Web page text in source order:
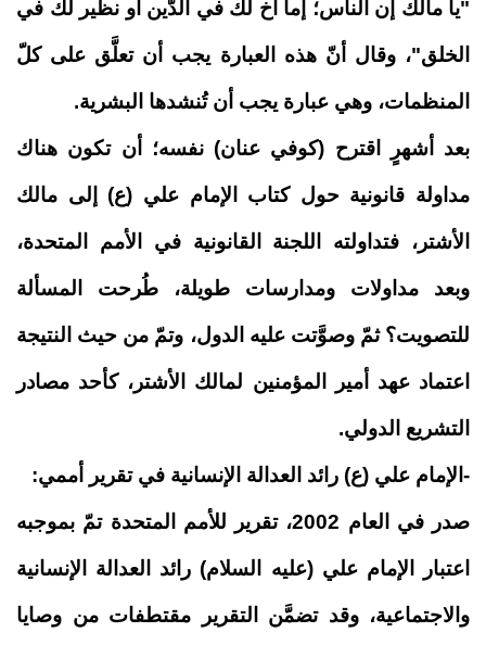
"يا مالك إن الناس؛ إما أخ لك في الدَّين أو نظير لك في
الخلق"، وقال أنّ هذه العبارة يجب أن تعلَّق على كلّ
المنظمات، وهي عبارة يجب أن تُنشدها البشرية.
بعد أشهرٍ اقترح (كوفي عنان) نفسه؛ أن تكون هناك
مداولة قانونية حول كتاب الإمام علي (ع) إلى مالك
الأشتر، فتداولته اللجنة القانونية في الأمم المتحدة،
وبعد مداولات ومدارسات طويلة، طُرحت المسألة
للتصويت؟ ثمّ وصوَّتت عليه الدول، وتمّ من حيث النتيجة
اعتماد عهد أمير المؤمنين لمالك الأشتر، كأحد مصادر
التشريع الدولي.
-الإمام علي (ع) رائد العدالة الإنسانية في تقرير أممي:
صدر في العام 2002، تقرير للأمم المتحدة تمّ بموجبه
اعتبار الإمام علي (عليه السلام) رائد العدالة الإنسانية
والاجتماعية، وقد تضمَّن التقرير مقتطفات من وصايا